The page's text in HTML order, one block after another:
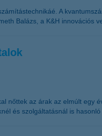
A
Balázs, a K&H innovációs
nőttek az árak az elmúlt
és szolgáltatásnál is